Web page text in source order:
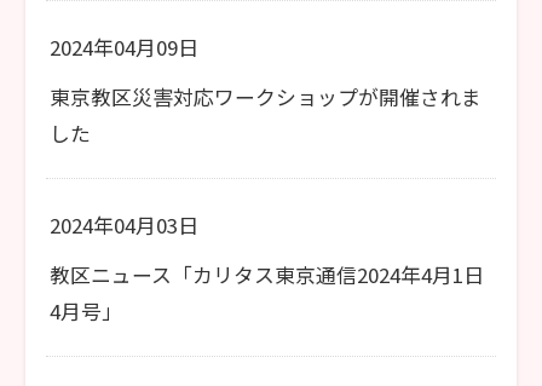
2024年04月09日
東京教区災害対応ワークショップが開催されま
した
2024年04月03日
教区ニュース「カリタス東京通信2024年4月1日
4月号」